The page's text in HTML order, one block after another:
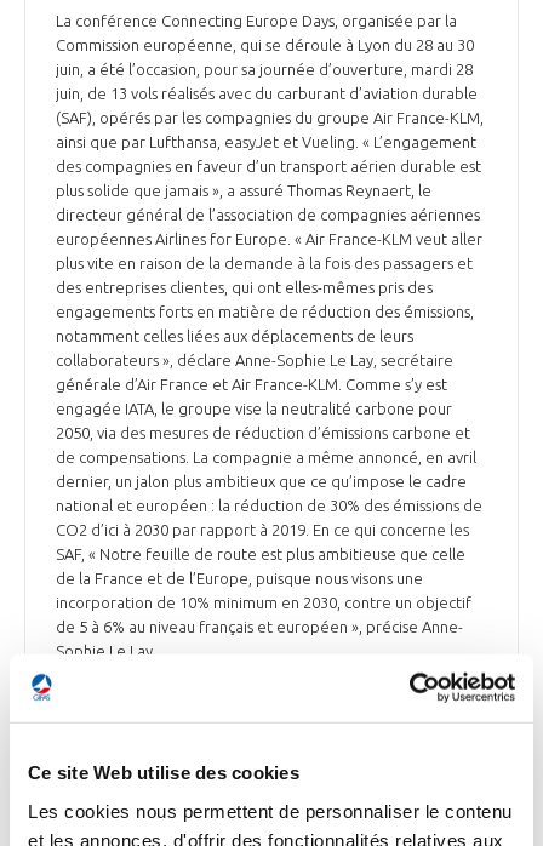
Ce site Web utilise des cookies
Les cookies nous permettent de personnaliser le contenu
et les annonces, d'offrir des fonctionnalités relatives aux
La conférence Connecting Europe Days, organisée par la
Commission européenne, qui se déroule à Lyon du 28 au 30
juin, a été l’occasion, pour sa journée d’ouverture, mardi 28
juin, de 13 vols réalisés avec du carburant d’aviation durable
(SAF), opérés par les compagnies du groupe Air France-KLM,
ainsi que par Lufthansa, easyJet et Vueling. « L’engagement
des compagnies en faveur d’un transport aérien durable est
plus solide que jamais », a assuré Thomas Reynaert, le
directeur général de l’association de compagnies aériennes
européennes Airlines for Europe. « Air France-KLM veut aller
plus vite en raison de la demande à la fois des passagers et
des entreprises clientes, qui ont elles-mêmes pris des
engagements forts en matière de réduction des émissions,
notamment celles liées aux déplacements de leurs
collaborateurs », déclare Anne-Sophie Le Lay, secrétaire
générale d’Air France et Air France-KLM. Comme s’y est
engagée IATA, le groupe vise la neutralité carbone pour
2050, via des mesures de réduction d’émissions carbone et
de compensations. La compagnie a même annoncé, en avril
dernier, un jalon plus ambitieux que ce qu’impose le cadre
national et européen : la réduction de 30% des émissions de
CO2 d’ici à 2030 par rapport à 2019. En ce qui concerne les
SAF, « Notre feuille de route est plus ambitieuse que celle
de la France et de l’Europe, puisque nous visons une
incorporation de 10% minimum en 2030, contre un objectif
de 5 à 6% au niveau français et européen », précise Anne-
Sophie Le Lay.
ENVIRONNEMENT